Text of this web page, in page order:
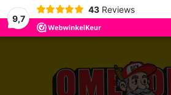
9,7
43 Reviews